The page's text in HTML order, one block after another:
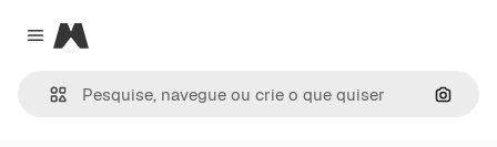
Close menu
Magnific